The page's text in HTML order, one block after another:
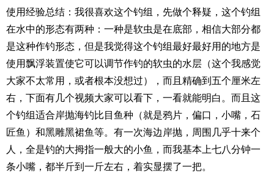
使用经验总结：我很喜欢这个钓组，先做个释疑，这个钓组
在水中的形态有两种：一种是软虫是在底部，相信大部分都
是这种作钓形态，但是我觉得这个钓组最好最好用的地方是
使用飘浮装置使它可以调节作钓的软虫的水层（这个我感觉
大家不太常用，或者根本没想过），而且精确到五个厘米左
右，下面有几个视频大家可以看下，一看就能明白。而且这
个钓组适合岸抛海钓比目鱼种（就是鸦片，偏口，小嘴，石
匠鱼）和黑雕黑裙鱼等。有一次海边岸抛，周围几乎十来个
人，全是钓的大拇指一般大的小鱼，而我基本上七八分钟一
条小嘴，都半斤到一斤左右，着实显摆了一把。